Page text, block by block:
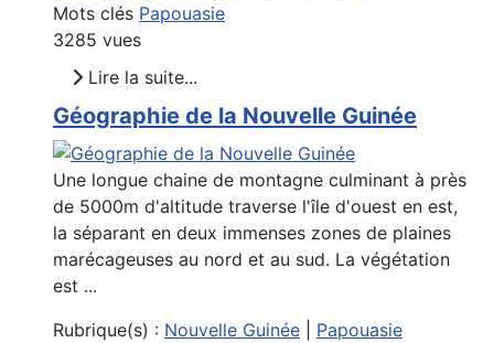
Mots clés Papouasie
3285 vues
Lire la suite...
Géographie de la Nouvelle Guinée
Une longue chaine de montagne culminant à près
de 5000m d'altitude traverse l'île d'ouest en est,
la séparant en deux immenses zones de plaines
marécageuses au nord et au sud. La végétation
est ...
Rubrique(s) : Nouvelle Guinée
Papouasie